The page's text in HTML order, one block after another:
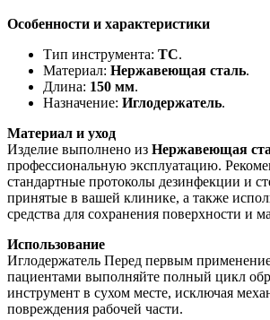
Особенности и характеристики
Тип инструмента: ТС.
Материал: Нержавеющая сталь.
Длина: 150 мм.
Назначение: Иглодержатель.
Материал и уход
Изделие выполнено из Нержавеющая
профессиональную эксплуатацию.
стандартные протоколы дезинфекции и
принятые в вашей клинике, а также
средства для сохранения поверхности и
Использование
Иглодержатель Перед первым
пациентами выполняйте полный цикл
инструмент в сухом месте, исключая
повреждения рабочей части.